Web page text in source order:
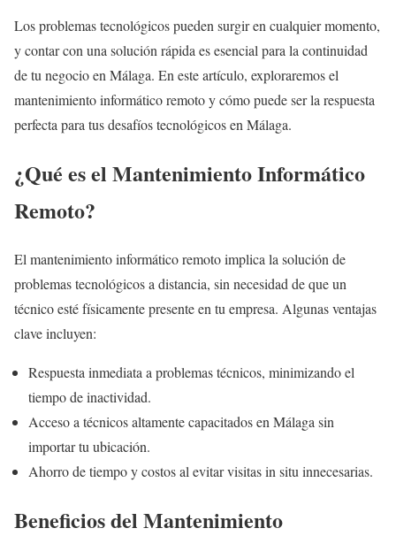
Los problemas tecnológicos pueden surgir en cualquier momento,
y contar con una solución rápida es esencial para la continuidad
de tu negocio en Málaga. En este artículo, exploraremos el
mantenimiento informático remoto y cómo puede ser la respuesta
perfecta para tus desafíos tecnológicos en Málaga.
¿Qué es el Mantenimiento Informático
Remoto?
El mantenimiento informático remoto implica la solución de
problemas tecnológicos a distancia, sin necesidad de que un
técnico esté físicamente presente en tu empresa. Algunas ventajas
clave incluyen:
Respuesta inmediata a problemas técnicos, minimizando el
tiempo de inactividad.
Acceso a técnicos altamente capacitados en Málaga sin
importar tu ubicación.
Ahorro de tiempo y costos al evitar visitas in situ innecesarias.
Beneficios del Mantenimiento